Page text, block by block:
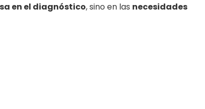
en el diagnóstico, sino en las necesidades